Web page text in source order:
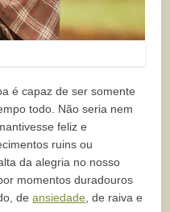
é capaz de ser somente
todo. Não seria nem
feliz e
ruins ou
da alegria no nosso
momentos duradouros
deansiedade, de raiva e